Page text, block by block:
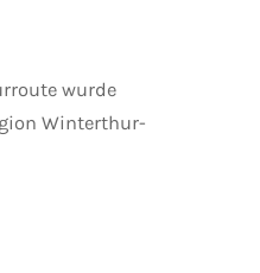
wurde
Winterthur-